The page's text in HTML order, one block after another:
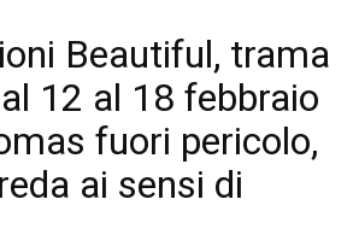
Beautiful, trama
12 al 18 febbraio
fuori pericolo,
ai sensi di